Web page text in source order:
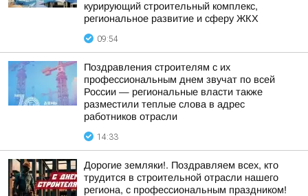
курирующий строительный комплекс,
региональное развитие и сферу ЖКХ
09:54
Поздравления строителям с их
профессиональным днем звучат по всей
России — региональные власти также
разместили теплые слова в адрес
работников отрасли
14:33
Дорогие земляки!. Поздравляем всех, кто
трудится в строительной отрасли нашего
региона, с профессиональным праздником!